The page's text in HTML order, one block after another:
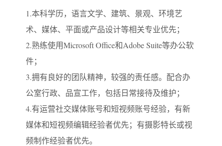
1.本科学历，语言文学、建筑、景观、环境艺
术、媒体、平面或产品设计等相关专业优先；
2.熟练使用Microsoft Office和Adobe Suite等办公软
件；
3.拥有良好的团队精神，较强的责任感。配合办
公室行政、品宣工作，包括日常接待及维护；
4.有运营社交媒体账号和短视频账号经验，有新
媒体和短视频编辑经验者优先；有摄影特长或视
频制作经验者优先。